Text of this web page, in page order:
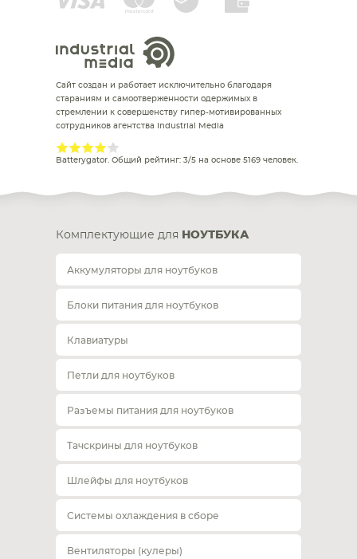
Сайт создан и работает исключительно благодаря
стараниям и самоотверженности одержимых в
стремлении к совершенству гипер-мотивированных
сотрудников агентства Industrial Media
Batterygator. Общий рейтинг: 3/5 на основе 5169 человек.
Комплектующие для НОУТБУКА
Аккумуляторы для ноутбуков
Блоки питания для ноутбуков
Клавиатуры
Петли для ноутбуков
Разъемы питания для ноутбуков
Тачскрины для ноутбуков
Шлейфы для ноутбуков
Системы охлаждения в сборе
Вентиляторы (кулеры)